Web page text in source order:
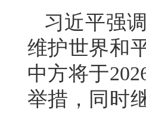
习近平强
维护世界和
中方将于
举措，同时